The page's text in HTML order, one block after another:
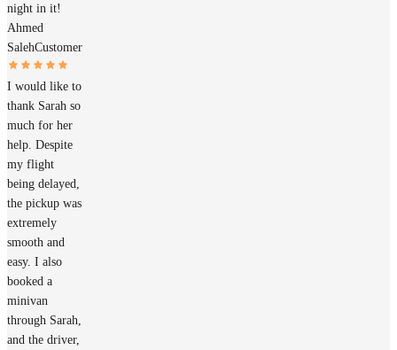
night in it!
Ahmed
SalehCustomer
I would like to
thank Sarah so
much for her
help. Despite
my flight
being delayed,
the pickup was
extremely
smooth and
easy. I also
booked a
minivan
through Sarah,
and the driver,